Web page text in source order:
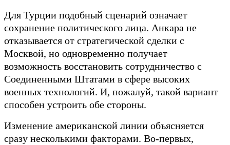
Для Турции подобный сценарий означает
сохранение политического лица. Анкара не
отказывается от стратегической сделки с
Москвой, но одновременно получает
возможность восстановить сотрудничество с
Соединенными Штатами в сфере высоких
военных технологий. И, пожалуй, такой вариант
способен устроить обе стороны.
Изменение американской линии объясняется
сразу несколькими факторами. Во-первых,